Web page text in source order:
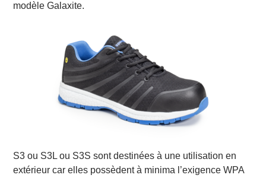
modèle Galaxite.
S3 ou S3L ou S3S sont destinées à une utilisation en
extérieur car elles possèdent à minima l’exigence WPA